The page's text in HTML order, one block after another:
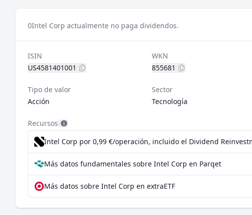
0Intel Corp actualmente no paga dividendos.
ISIN
US4581401001
WKN
855681
Tipo de valor
Acción
Sector
Tecnología
Recursos
Intel Corp por 0,99 €/operación, incluido el Dividend
Más datos fundamentales sobre Intel Corp en Parqet
Más datos sobre Intel Corp en extraETF